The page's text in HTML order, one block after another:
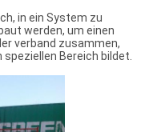
in ein System zu
werden, um einen
verband zusammen,
Bereich bildet.